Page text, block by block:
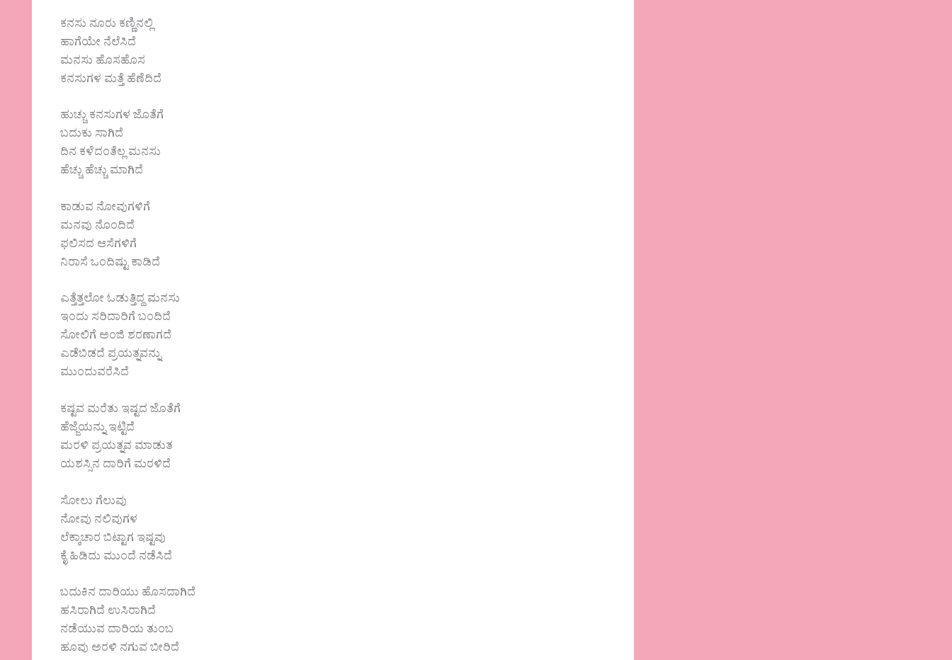
ಕನಸು ನೂರು ಕಣ್ಣಿನಲ್ಲಿ
ಹಾಗೆಯೇ ನೆಲೆಸಿದೆ
ಮನಸು ಹೊಸಹೊಸ
ಕನಸುಗಳ ಮತ್ತೆ ಹೆಣೆದಿದೆ
ಹುಚ್ಚು ಕನಸುಗಳ ಜೊತೆಗೆ
ಬದುಕು ಸಾಗಿದೆ
ದಿನ ಕಳೆದಂತೆಲ್ಲ ಮನಸು
ಹೆಚ್ಚು ಹೆಚ್ಚು ಮಾಗಿದೆ
ಕಾಡುವ ನೋವುಗಳಿಗೆ
ಮನವು ನೊಂದಿದೆ
ಫಲಿಸದ ಆಸೆಗಳಿಗೆ
ನಿರಾಸೆ ಒಂದಿಷ್ಟು ಕಾಡಿದೆ
ಎತ್ತೆತ್ತಲೋ ಓಡುತ್ತಿದ್ದ ಮನಸು
ಇಂದು ಸರಿದಾರಿಗೆ ಬಂದಿದೆ
ಸೋಲಿಗೆ ಅಂಜಿ ಶರಣಾಗದೆ
ಎಡೆಬಿಡದೆ ಪ್ರಯತ್ನವನ್ನು
ಮುಂದುವರೆಸಿದೆ
ಕಷ್ಟವ ಮರೆತು ಇಷ್ಟದ ಜೊತೆಗೆ
ಹೆಜ್ಜೆಯನ್ನು ಇಟ್ಟಿದೆ
ಮರಳಿ ಪ್ರಯತ್ನವ ಮಾಡುತ
ಯಶಸ್ಸಿನ ದಾರಿಗೆ ಮರಳಿದೆ
ಸೋಲು ಗೆಲುವು
ನೋವು ನಲಿವುಗಳ
ಲೆಕ್ಕಾಚಾರ ಬಿಟ್ಟಾಗ ಇಷ್ಟವು
ಕೈ ಹಿಡಿದು ಮುಂದೆ ನಡೆಸಿದೆ
ಬದುಕಿನ ದಾರಿಯು ಹೊಸದಾಗಿದೆ
ಹಸಿರಾಗಿದೆ ಉಸಿರಾಗಿದೆ
ನಡೆಯುವ ದಾರಿಯ ತುಂಬ
ಹೂವು ಅರಳಿ ನಗುವ ಬೀರಿದೆ